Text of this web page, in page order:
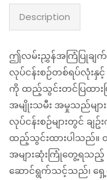
Description
ဤလမ်းညွှန်အကြံပြုချက်မ
လုပ်ငန်းစဉ်တစ်ရပ်လုံးနှ
ကို ထည့်သွင်းတင်ပြထား
အမျိုးသမီး အမှုသည်မျာ
လုပ်ငန်းစဉ်များတွင် ချ
ထည့်သွင်းထားပါသည်။ ထို့
အများဆုံးကြုံတွေ့ရသည့်
ဆောင်ရွက်သင့်သည်၊ ရှေ့